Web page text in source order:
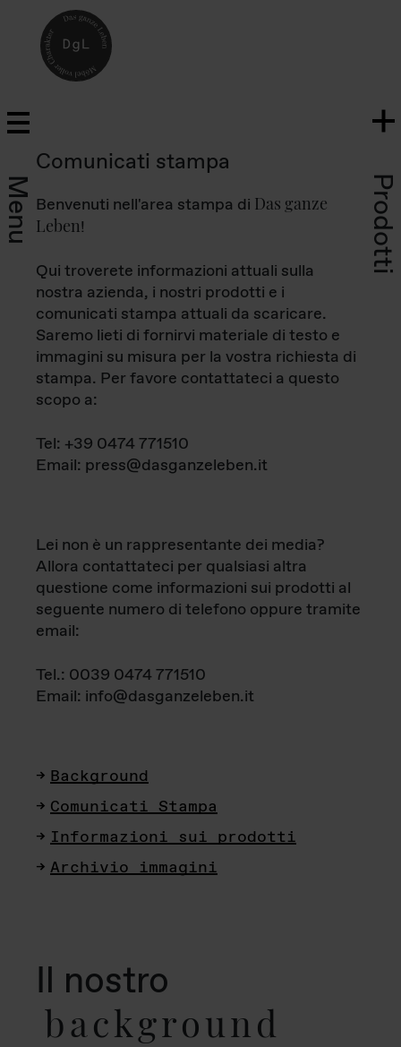
Menu Prodotti
Comunicati stampa
Benvenuti nell'area stampa di Das ganze
Leben!
Qui troverete informazioni attuali sulla
nostra azienda, i nostri prodotti e i
comunicati stampa attuali da scaricare.
Saremo lieti di fornirvi materiale di testo e
immagini su misura per la vostra richiesta di
stampa. Per favore contattateci a questo
scopo a:
Tel: +39 0474 771510
Email: press@dasganzeleben.it
Lei non è un rappresentante dei media?
Allora contattateci per qualsiasi altra
questione come informazioni sui prodotti al
seguente numero di telefono oppure tramite
email:
Tel.: 0039 0474 771510
Email: info@dasganzeleben.it
Background
Comunicati Stampa
Informazioni sui prodotti
Archivio immagini
Il nostro
background